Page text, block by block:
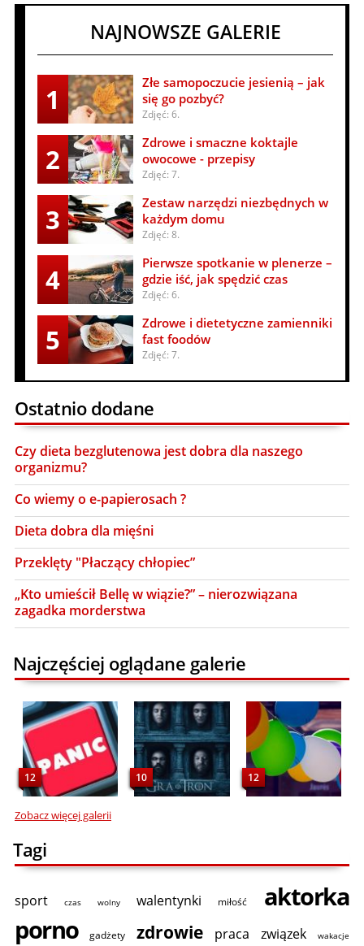
NAJNOWSZE GALERIE
1
Złe samopoczucie jesienią – jak
się go pozbyć?
Zdjęć: 6.
2
Zdrowe i smaczne koktajle
owocowe - przepisy
Zdjęć: 7.
3
Zestaw narzędzi niezbędnych w
każdym domu
Zdjęć: 8.
4
Pierwsze spotkanie w plenerze –
gdzie iść, jak spędzić czas
Zdjęć: 6.
5
Zdrowe i dietetyczne zamienniki
fast foodów
Zdjęć: 7.
Ostatnio dodane
Czy dieta bezglutenowa jest dobra dla naszego
organizmu?
Co wiemy o e-papierosach ?
Dieta dobra dla mięśni
Przeklęty "Płaczący chłopiec”
„Kto umieścił Bellę w wiązie?” – nierozwiązana
zagadka morderstwa
Najczęściej oglądane galerie
12 10 12
Zobacz więcej galerii
Tagi
sport czas wolny walentynki miłość
aktorka
porno
gadżety zdrowie praca związek wakacje